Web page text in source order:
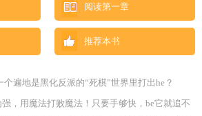
阅读第一章
推荐本书
个遍地是黑化反派的“死棋”世界里打出he？
用魔法打败魔法！只要手够快，be它就追不